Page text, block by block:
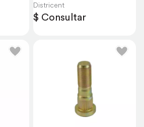
Districent
$ Consultar